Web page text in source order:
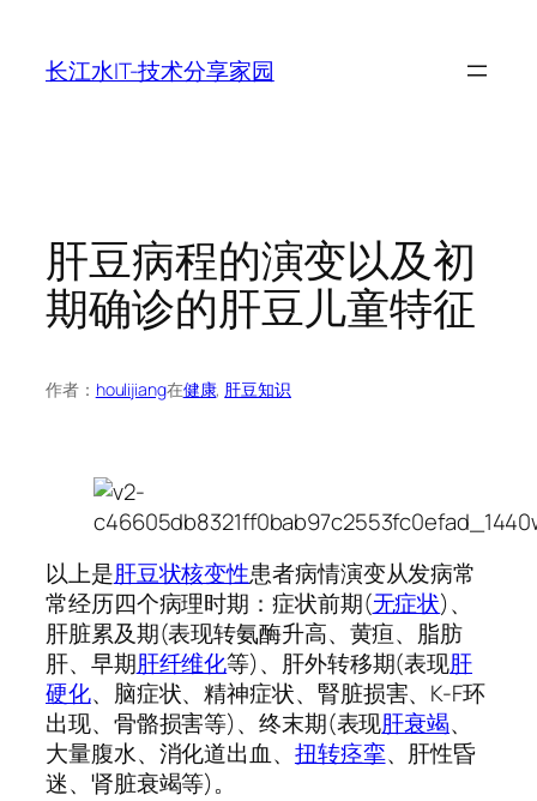
长江水IT-技术分享家园
肝豆病程的演变以及初
期确诊的肝豆儿童特征
作者： houlijiang在健康, 肝豆知识
以上是肝豆状核变性患者病情演变从发病常
常经历四个病理时期：症状前期(无症状)、
肝脏累及期(表现转氨酶升高、黄疸、脂肪
肝、早期肝纤维化等)、肝外转移期(表现肝
硬化、脑症状、精神症状、腎脏损害、K-F环
出现、骨骼损害等)、终末期(表现肝衰竭、
大量腹水、消化道出血、 扭转痉挛、肝性昏
迷、肾脏衰竭等)。